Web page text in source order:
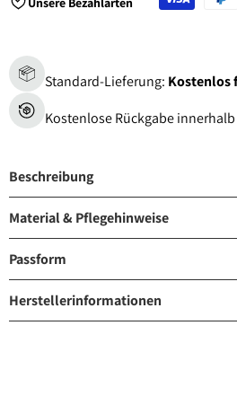
Standard-Lieferung: Kostenlos
Kostenlose Rückgabe
Beschreibung
Material & Pflegehinweise
Passform
Herstellerinformationen